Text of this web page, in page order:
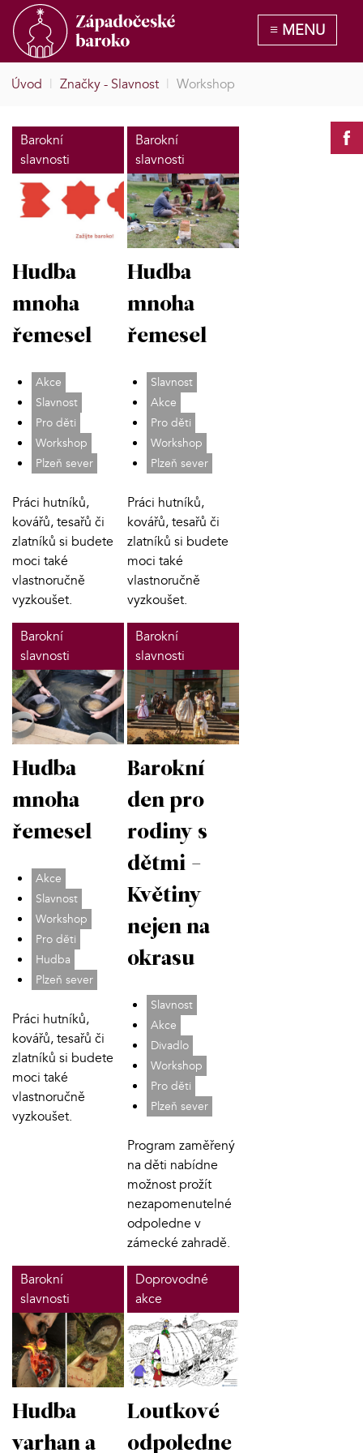
Úvod | Značky - Slavnost | Workshop
Barokní
slavnosti
Hudba
mnoha
řemesel
Akce
Slavnost
Pro děti
Workshop
Plzeň sever
Práci hutníků,
kovářů, tesařů či
zlatníků si budete
moci také
vlastnoručně
vyzkoušet.
Barokní
slavnosti
Hudba
mnoha
řemesel
Slavnost
Akce
Pro děti
Workshop
Plzeň sever
Práci hutníků,
kovářů, tesařů či
zlatníků si budete
moci také
vlastnoručně
vyzkoušet.
Barokní
slavnosti
Hudba
mnoha
řemesel
Akce
Slavnost
Workshop
Pro děti
Hudba
Plzeň sever
Práci hutníků,
kovářů, tesařů či
zlatníků si budete
moci také
vlastnoručně
vyzkoušet.
Barokní
slavnosti
Barokní
den pro
rodiny s
dětmi -
Květiny
nejen na
okrasu
Slavnost
Akce
Divadlo
Workshop
Pro děti
Plzeň sever
Program zaměřený
na děti nabídne
možnost prožít
nezapomenutelné
odpoledne v
zámecké zahradě.
Barokní
slavnosti
Hudba
varhan a
Doprovodné
akce
Loutkové
odpoledne